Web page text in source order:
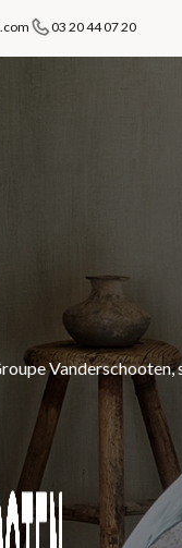
03 20 44 07 20
Vanderschooten,